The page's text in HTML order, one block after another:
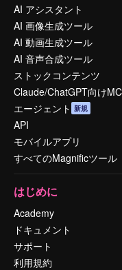
AI アシスタント
AI 画像生成ツール
AI 動画生成ツール
AI 音声合成ツール
ストックコンテンツ
Claude/ChatGPT向け
エージェント 新規
API
モバイルアプリ
すべてのMagnificツール
はじめに
Academy
ドキュメント
サポート
利用規約